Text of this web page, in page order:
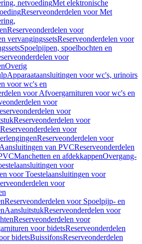
netvoedingMet elektronische
Reserveonderdelen voor Met
Reserveonderdelen voor
vervangingssetsReserveonderdelen voor
Spoelpijpen, spoelbochten en
voor
Overig
Apparaataansluitingen voor wc's, urinoirs
voor wc's en
voor Afvoergarnituren voor wc's en
voor
voor
Reserveonderdelen voor
Reserveonderdelen voor
Reserveonderdelen voor
Aansluitingen van PVCReserveonderdelen
Manchetten en afdekkappenOvergang-
voor
voor Toestelaansluitingen voor
voor
Reserveonderdelen voor Spoelpijp- en
AansluitstukReserveonderdelen voor
Reserveonderdelen voor
voor bidetsReserveonderdelen
bidetsBuissifonsReserveonderdelen